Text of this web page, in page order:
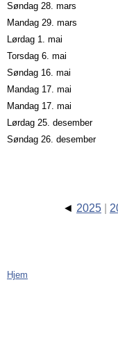
Søndag 28. mars
Mandag 29. mars
Lørdag 1. mai
Torsdag 6. mai
Søndag 16. mai
Mandag 17. mai
Mandag 17. mai
Lørdag 25. desember
Søndag 26. desember
2025
Hjem